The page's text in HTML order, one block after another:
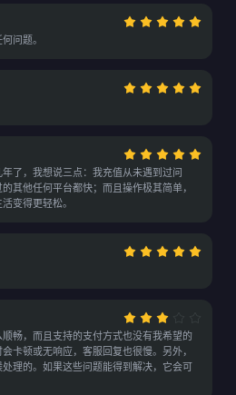
问题。
了，我想说三点：我充值从未遇到过问
其他任何平台都快；而且操作极其简单，
变得更轻松。
畅，而且支持的支付方式也没有我希望的
卡顿或无响应，客服回复也很慢。另外，
理的。如果这些问题能得到解决，它会可